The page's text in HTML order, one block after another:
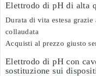
Elettrodo di pH di alta
Durata di vita estesa
collaudata
Acquisti al prezzo giusto
Elettrodo di pH con
sostituzione sui